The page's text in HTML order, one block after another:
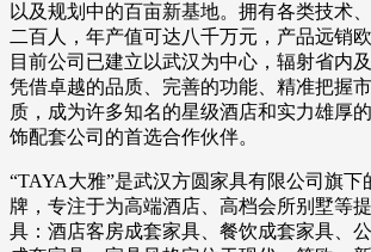
以及规划中的百亩新基地。拥有各类技术
二百人，年产值可达八千万元，产品远销
目前公司已建立以武汉为中心，辐射省内
凭借卓越的品质、完善的功能、精准把握
质，成为许多知名的星级酒店和实力雄厚
饰配套公司的首选合作伙伴。
“TAYA大雅”是武汉方圆家具有限公司旗下
牌，专注于为高端酒店、高档会所别墅等
具：酒店客房成套家具、餐饮成套家具、